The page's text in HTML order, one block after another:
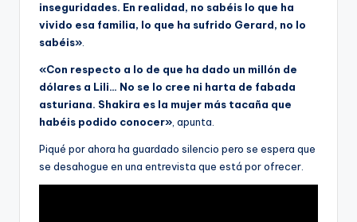
inseguridades. En realidad, no sabéis lo que ha
vivido esa familia, lo que ha sufrido Gerard, no lo
sabéis»
«Con respecto a lo de que ha dado un millón de
dólares a Lili… No se lo cree ni harta de fabada
asturiana. Shakira es la mujer más tacaña que
habéis podido conocer» , apunta.
Piqué por ahora ha guardado silencio pero se espera que
se desahogue en una entrevista que está por ofrecer.